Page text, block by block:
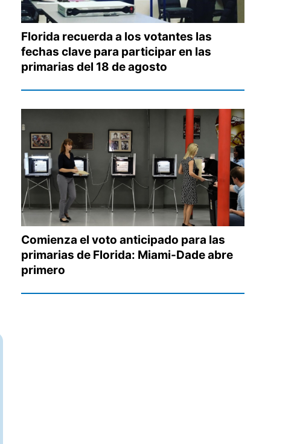
Florida recuerda a los votantes las
fechas clave para participar en las
primarias del 18 de agosto
Comienza el voto anticipado para las
primarias de Florida: Miami-Dade abre
primero